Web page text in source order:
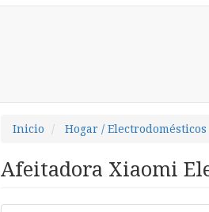
Inicio Hogar / Electrodomésticos
Afeitadora Xiaomi